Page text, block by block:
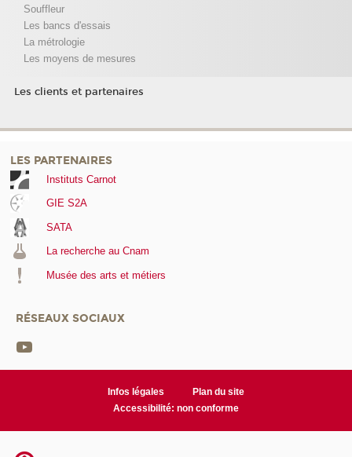
Souffleur
Les bancs d'essais
La métrologie
Les moyens de mesures
Les clients et partenaires
LES PARTENAIRES
Instituts Carnot
GIE S2A
SATA
La recherche au Cnam
Musée des arts et métiers
RÉSEAUX SOCIAUX
Infos légales
Plan du site
Accessibilité: non conforme